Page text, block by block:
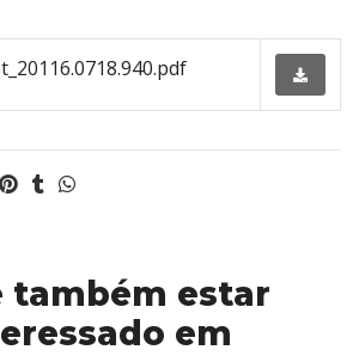
também estar
em